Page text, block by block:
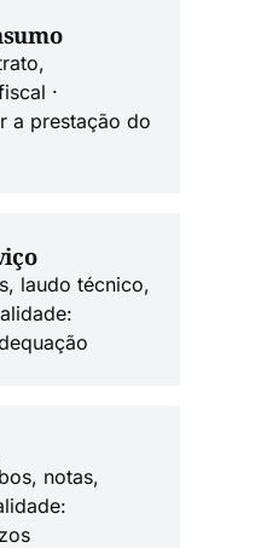
·
a prestação do
laudo técnico,
notas,